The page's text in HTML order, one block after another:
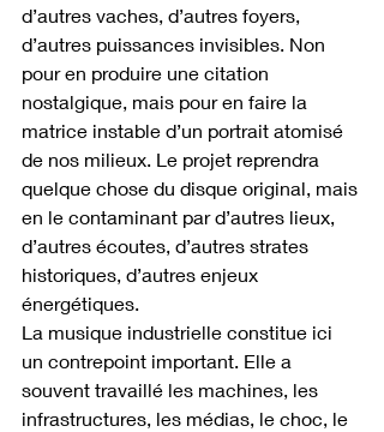
d’autres vaches, d’autres foyers,
d’autres puissances invisibles. Non
pour en produire une citation
nostalgique, mais pour en faire la
matrice instable d’un portrait atomisé
de nos milieux. Le projet reprendra
quelque chose du disque original, mais
en le contaminant par d’autres lieux,
d’autres écoutes, d’autres strates
historiques, d’autres enjeux
énergétiques.
La musique industrielle constitue ici
un contrepoint important. Elle a
souvent travaillé les machines, les
infrastructures, les médias, le choc, le